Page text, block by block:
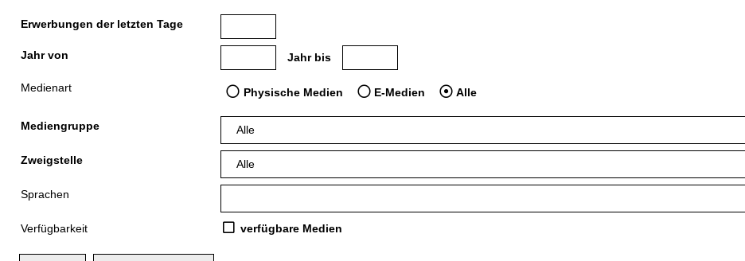
Erwerbungen der letzten Tage
Jahr von Medien anzeigen, die nach dem Jahr veröffentlicht wurden
Jahr bis
Medienart Physische Medien E-Medien Alle
Mediengruppe
Zweigstelle
Sprachen
Verfügbarkeit verfügbare Medien